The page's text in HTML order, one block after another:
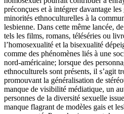
préconçues et à intégrer davantage
minorités ethnoculturelles à la
lesbienne. Dans cette même lancée,
tels les films, romans, téléséries ou
l’homosexualité et la bisexualité
comme des phénomènes liés à une
nord-américaine; lorsque des
ethnoculturels sont présents, il s’agit
promouvant la généralisation de
manque de visibilité médiatique, un
personnes de la diversité sexuelle
manque flagrant de modèles gais et